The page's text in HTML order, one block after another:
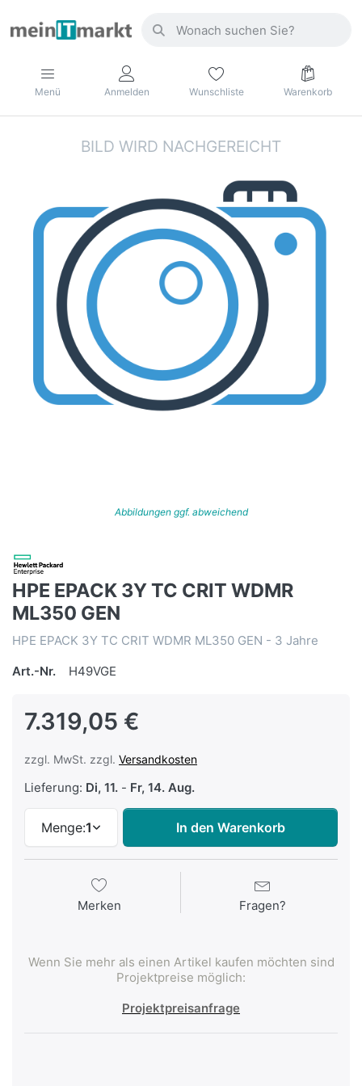
Menü Anmelden Wunschliste Warenkorb
Abbildungen ggf. abweichend
HPE EPACK 3Y TC CRIT WDMR
ML350 GEN
HPE EPACK 3Y TC CRIT WDMR ML350 GEN - 3 Jahre
Art.-Nr.
H49VGE
7.319,05 €
zzgl. MwSt. zzgl. Versandkosten
Lieferung: Di, 11. - Fr, 14. Aug.
Menge:1 In den Warenkorb
Merken Fragen?
Wenn Sie mehr als einen Artikel kaufen möchten sind
Projektpreise möglich:
Projektpreisanfrage